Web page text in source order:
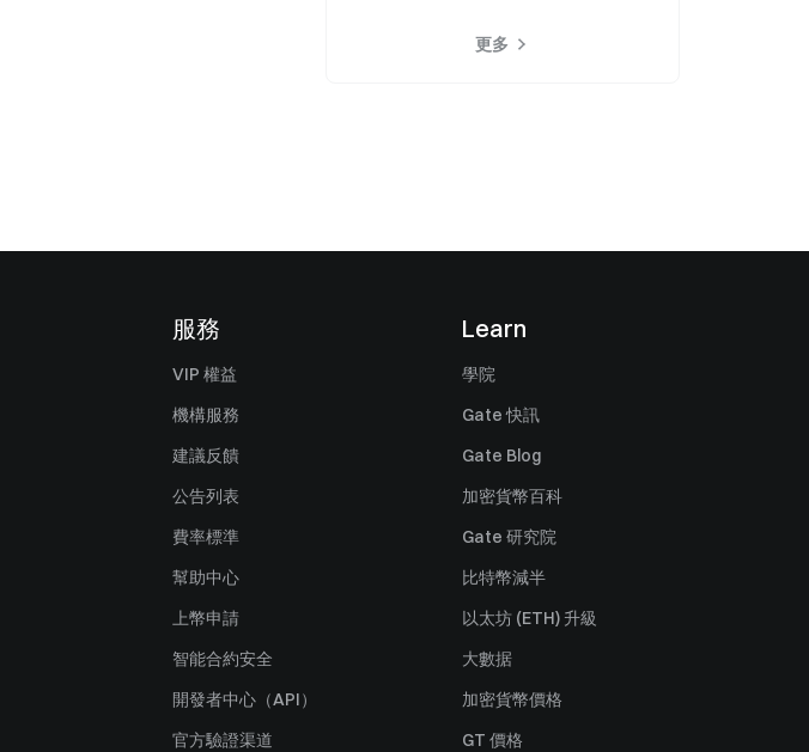
更多
服務
VIP 權益
機構服務
建議反饋
公告列表
費率標準
幫助中心
上幣申請
智能合約安全
開發者中心（API）
官方驗證渠道
Learn
學院
Gate 快訊
Gate Blog
加密貨幣百科
Gate 研究院
比特幣減半
以太坊 (ETH) 升級
大數据
加密貨幣價格
GT 價格